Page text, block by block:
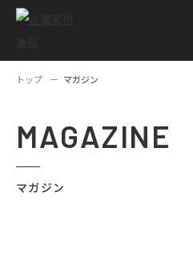
トップ マガジン
MAGAZINE
マガジン